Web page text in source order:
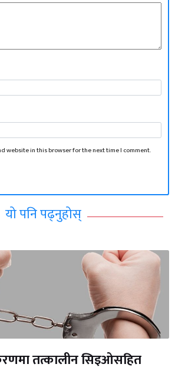
website in this browser for the next time I comment.
यो पनि पढ्नुहोस्
तत्कालीन सिइओसहित